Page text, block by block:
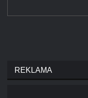
REKLAMA